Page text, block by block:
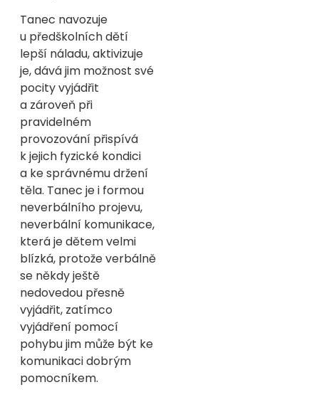
Tanec navozuje
u předškolních dětí
lepší náladu, aktivizuje
je, dává jim možnost své
pocity vyjádřit
a zároveň při
pravidelném
provozování přispívá
k jejich fyzické kondici
a ke správnému držení
těla. Tanec je i formou
neverbálního projevu,
neverbální komunikace,
která je dětem velmi
blízká, protože verbálně
se někdy ještě
nedovedou přesně
vyjádřit, zatímco
vyjádření pomocí
pohybu jim může být ke
komunikaci dobrým
pomocníkem.